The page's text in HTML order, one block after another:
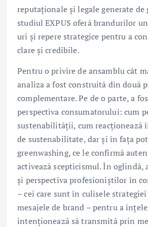
reputaționale și legale generate de
studiul EXPUS oferă brandurilor
uri și repere strategice pentru a
clare și credibile.
Pentru o privire de ansamblu cât
analiza a fost construită din două
complementare. Pe de o parte, a
perspectiva consumatorului: cum
sustenabilității, cum reacționează
de sustenabilitate, dar și în fața
greenwashing, ce le confirmă
activează scepticismul. În oglindă,
și perspectiva profesioniștilor în
– cei care sunt în culisele
mesajele de brand – pentru a
intenționează să transmită prin